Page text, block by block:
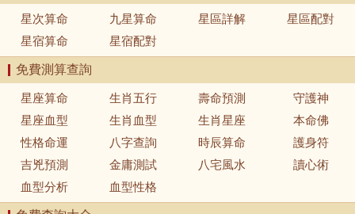
星次算命 九星算命 星區詳解
星區配對
星宿算命
星宿配對
免費測算查詢
星座算命 生肖五行 壽命預測
守護神
星座血型
生肖血型 生肖星座
本命佛
性格命運
八字查詢 時辰算命
護身符
吉兇預測
金庸測試 八宅風水
讀心術
血型分析
血型性格